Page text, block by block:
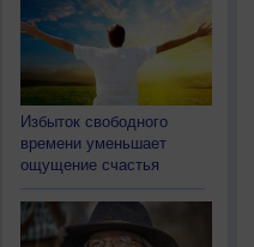
Избыток свободного
времени уменьшает
ощущение счастья